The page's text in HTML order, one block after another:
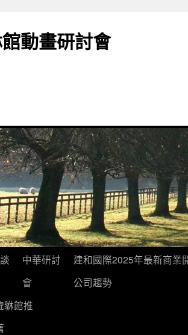
動畫研討會
中華研討
會
建和國際2025年最新商業
公司趨勢
貅館推